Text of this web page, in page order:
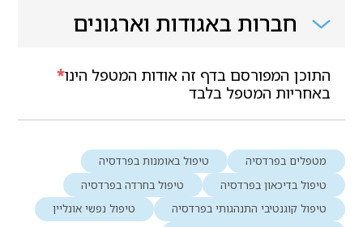
חברות באגודות וארגונים
*התוכן המפורסם בדף זה אודות המטפל הינו
באחריות המטפל בלבד
מטפלים בפרדסיה
טיפול באומנות בפרדסיה
טיפול בדיכאון בפרדסיה
טיפול בחרדה בפרדסיה
טיפול קוגנטיבי התנהגותי בפרדסיה
טיפול נפשי אונליין